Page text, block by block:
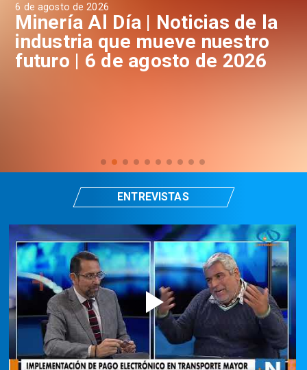
6 de agosto de 2026
Minería Al Día | Noticias de la
industria que mueve nuestro
futuro | 6 de agosto de 2026
ENTREVISTAS